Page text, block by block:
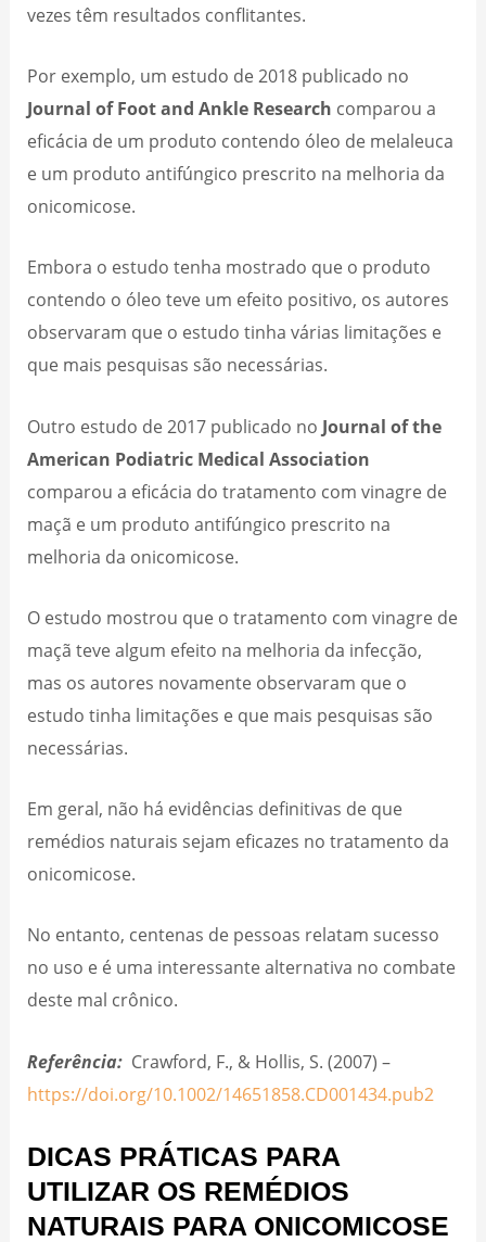
vezes têm resultados conflitantes.
Por exemplo, um estudo de 2018 publicado no
Journal of Foot and Ankle Research comparou a
eficácia de um produto contendo óleo de melaleuca
e um produto antifúngico prescrito na melhoria da
onicomicose.
Embora o estudo tenha mostrado que o produto
contendo o óleo teve um efeito positivo, os autores
observaram que o estudo tinha várias limitações e
que mais pesquisas são necessárias.
Outro estudo de 2017 publicado no Journal of the
American Podiatric Medical Association
comparou a eficácia do tratamento com vinagre de
maçã e um produto antifúngico prescrito na
melhoria da onicomicose.
O estudo mostrou que o tratamento com vinagre de
maçã teve algum efeito na melhoria da infecção,
mas os autores novamente observaram que o
estudo tinha limitações e que mais pesquisas são
necessárias.
Em geral, não há evidências definitivas de que
remédios naturais sejam eficazes no tratamento da
onicomicose.
No entanto, centenas de pessoas relatam sucesso
no uso e é uma interessante alternativa no combate
deste mal crônico.
Referência: Crawford, F., & Hollis, S. (2007) –
https://doi.org/10.1002/14651858.CD001434.pub2
DICAS PRÁTICAS PARA
UTILIZAR OS REMÉDIOS
NATURAIS PARA ONICOMICOSE